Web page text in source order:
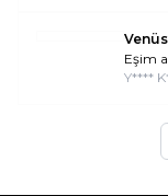
Eşim
Y****